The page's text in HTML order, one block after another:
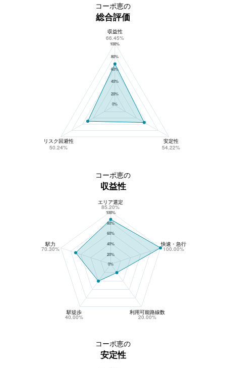
コーポ恵の
総合評価
コーポ恵の総合評価
100%
80%
60%
40%
20%
0%
収益性
66.45%
リスク回避性
50.24%
安定性
54.22%
コーポ恵の
収益性
コーポ恵の収益性
100%
80%
60%
40%
20%
0%
エリア選定
85.20%
駅力
70.30%
駅徒歩
40.00%
利用可能路線数
20.00%
快速・急行
100.00%
コーポ恵の
安定性